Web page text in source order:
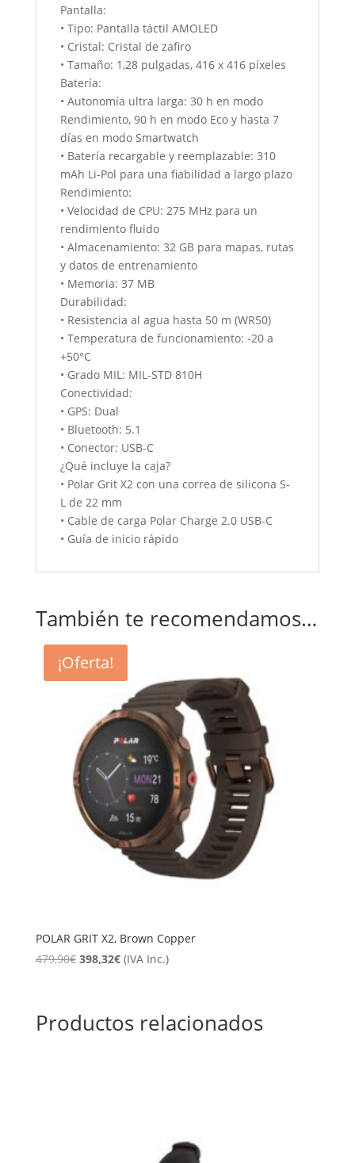
Pantalla:
• Tipo: Pantalla táctil AMOLED
• Cristal: Cristal de zafiro
• Tamaño: 1,28 pulgadas, 416 x 416 píxeles
Batería:
• Autonomía ultra larga: 30 h en modo
Rendimiento, 90 h en modo Eco y hasta 7
días en modo Smartwatch
• Batería recargable y reemplazable: 310
mAh Li-Pol para una fiabilidad a largo plazo
Rendimiento:
• Velocidad de CPU: 275 MHz para un
rendimiento fluido
• Almacenamiento: 32 GB para mapas, rutas
y datos de entrenamiento
• Memoria: 37 MB
Durabilidad:
• Resistencia al agua hasta 50 m (WR50)
• Temperatura de funcionamiento: -20 a
+50°C
• Grado MIL: MIL-STD 810H
Conectividad:
• GPS: Dual
• Bluetooth: 5.1
• Conector: USB-C
¿Qué incluye la caja?
• Polar Grit X2 con una correa de silicona S-
L de 22 mm
• Cable de carga Polar Charge 2.0 USB-C
• Guía de inicio rápido
También te recomendamos…
¡Oferta!
POLAR GRIT X2, Brown Copper
479,90€ El
era:
479,90€.
398,32€El
398,32€.
(IVA Inc.)
Productos relacionados